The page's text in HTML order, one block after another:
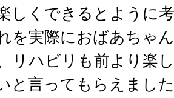
しくできるとように
を実際におばあちゃ
リハビリも前より楽
と言ってもらえまし